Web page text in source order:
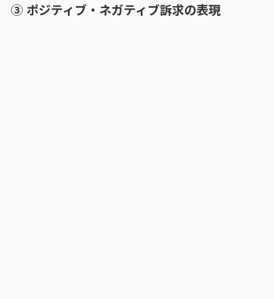
③ ポジティブ・ネガティブ訴求の表現